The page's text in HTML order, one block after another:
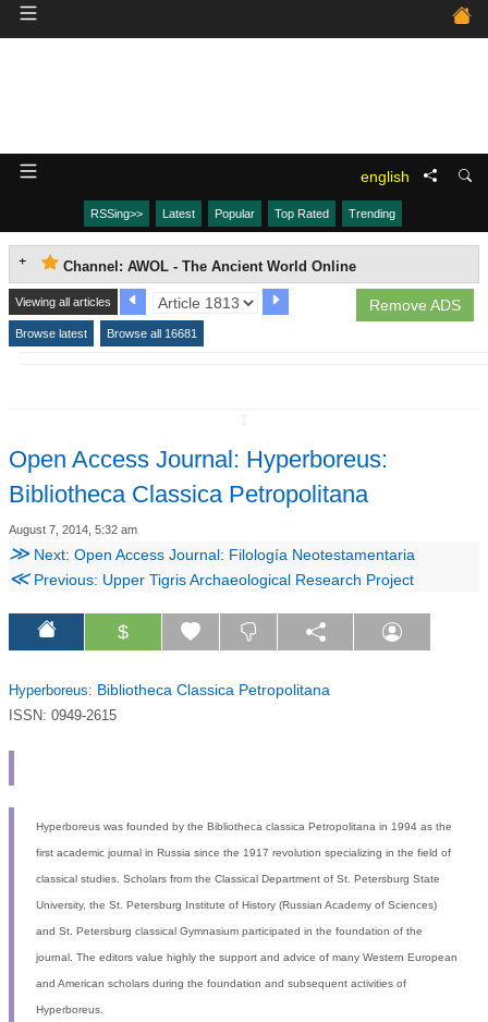
english
RSSing>> Latest Popular Top Rated Trending
Channel: AWOL - The Ancient World Online
Remove ADS
Viewing all articles
Browse latest Browse all 16681
Open Access Journal: Hyperboreus:
Bibliotheca Classica Petropolitana
August 7, 2014, 5:32 am
≫ Next: Open Access Journal: Filología Neotestamentaria
≪Previous: Upper Tigris Archaeological Research Project
$
Hyperboreus: Bibliotheca Classica Petropolitana
ISSN: 0949-2615
Hyperboreus was founded by the Bibliotheca classica Petropolitana in 1994 as the
first academic journal in Russia since the 1917 revolution specializing in the field of
classical studies. Scholars from the Classical Department of St. Petersburg State
University, the St. Petersburg Institute of History (Russian Academy of Sciences)
and St. Petersburg classical Gymnasium participated in the foundation of the
journal. The editors value highly the support and advice of many Western European
and American scholars during the foundation and subsequent activities of
Hyperboreus.